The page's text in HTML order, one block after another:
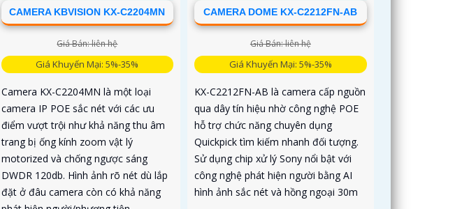
CAMERA KBVISION KX-C2204MN
Giá Bán: liên hệ
Giá Khuyến Mại: 5%-35%
Camera KX-C2204MN là một loại
camera IP POE sắc nét với các ưu
điểm vượt trội như khả năng thu âm
trang bị ống kính zoom vật lý
motorized và chống ngược sáng
DWDR 120db. Hình ảnh rõ nét dù lắp
đặt ở đâu camera còn có khả năng
CAMERA DOME KX-C2212FN-AB
Giá Bán: liên hệ
Giá Khuyến Mại: 5%-35%
KX-C2212FN-AB là camera cấp nguồn
qua dây tín hiệu nhờ công nghệ POE
hỗ trợ chức năng chuyên dụng
Quickpick tìm kiếm nhanh đối tượng.
Sử dụng chip xử lý Sony nổi bật với
công nghệ phát hiện người bằng AI
hình ảnh sắc nét và hồng ngoại 30m